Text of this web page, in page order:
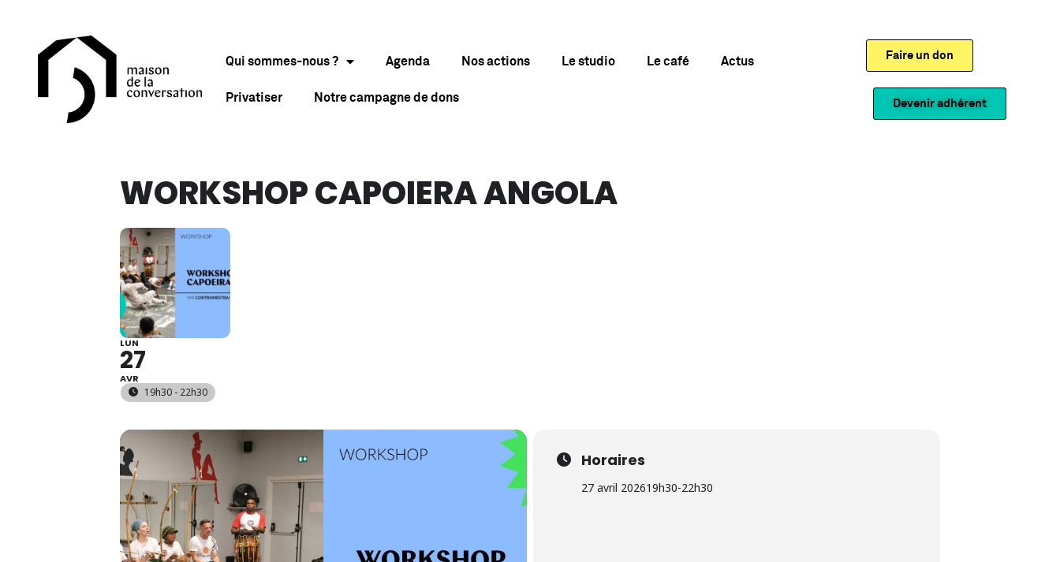
Qui sommes-nous ? Agenda Nos actions Le studio Le café Actus
Privatiser Notre campagne de dons
Faire un don
Devenir adhérent
WORKSHOP CAPOIERA ANGOLA
LUN
27
AVR
19h30 - 22h30
Horaires
27 avril 202619h30-22h30